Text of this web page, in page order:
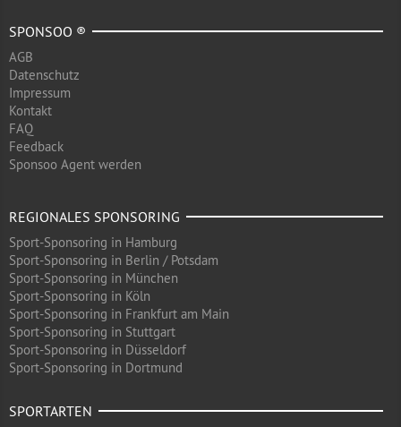
SPONSOO ®
AGB
Datenschutz
Impressum
Kontakt
FAQ
Feedback
Sponsoo Agent werden
REGIONALES SPONSORING
Sport-Sponsoring in Hamburg
Sport-Sponsoring in Berlin / Potsdam
Sport-Sponsoring in München
Sport-Sponsoring in Köln
Sport-Sponsoring in Frankfurt am Main
Sport-Sponsoring in Stuttgart
Sport-Sponsoring in Düsseldorf
Sport-Sponsoring in Dortmund
SPORTARTEN